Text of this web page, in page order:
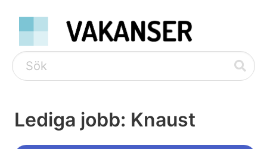
Lediga jobb: Knaust